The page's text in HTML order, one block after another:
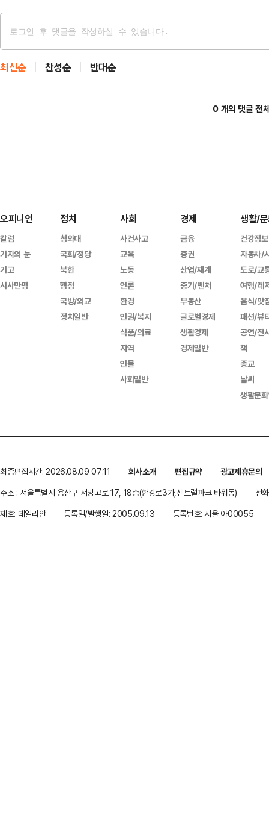
최신순 찬성순 반대순
0 개의 댓글 전
오피니언
칼럼
기자의 눈
기고
시사만평
정치
청와대
국회/정당
북한
행정
국방/외교
정치일반
사회
사건사고
교육
노동
언론
환경
인권/복지
식품/의료
지역
인물
사회일반
경제
금융
증권
산업/재계
중기/벤처
부동산
글로벌경제
생활경제
경제일반
생활/
건강정보
자동차/
도로/교
여행/레
음식/맛
패션/뷰
공연/전
책
종교
날씨
생활문
최종편집시간: 2026.08.09 07:11 회사소개 편집규약
광고제휴문의
주소 : 서울특별시 용산구 서빙고로 17, 18층(한강로3가,센트럴파크 타워동)
전
제호: 데일리안
등록일/발행일: 2005.09.13 등록번호: 서울 아00055